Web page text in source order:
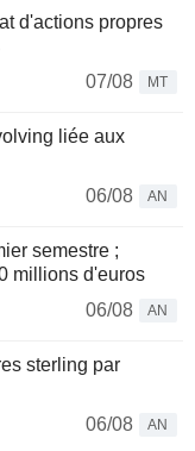
d'actions propres
07/08
MT
liée aux
06/08
AN
semestre ;
millions d'euros
06/08
AN
sterling par
06/08
AN